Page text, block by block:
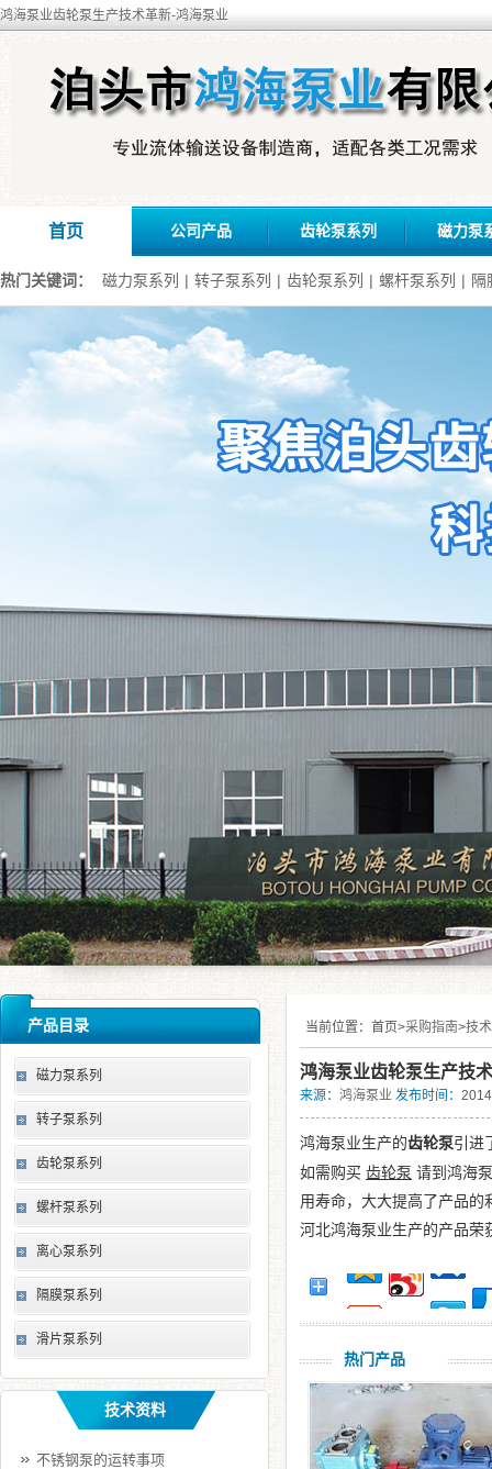
鸿海泵业齿轮泵生产技术革新-鸿海泵业
首页 公司产品 齿轮泵系列 磁力泵
热门关键词： 磁力泵系列 | 转子泵系列 | 齿轮泵系列 | 螺杆泵系列 | 隔
当前位置： 首页>采购指南>技
鸿海泵业齿轮泵生产技
来源： 鸿海泵业 发布时间：
鸿海泵业生产的齿轮泵引进
如需购买 齿轮泵 请到鸿海
用寿命，大大提高了产品的
河北鸿海泵业生产的产品荣
热门产品
产品目录
磁力泵系列
转子泵系列
齿轮泵系列
螺杆泵系列
离心泵系列
隔膜泵系列
滑片泵系列
技术资料
不锈钢泵的运转事项